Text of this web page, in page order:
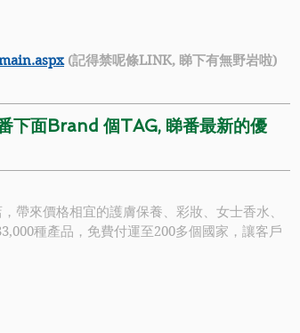
(記得禁呢條LINK, 睇下有無野岩啦)
下面Brand 個TAG, 睇番最新的優
帶來價格相宜的護膚保養、彩妝、女士香水、
種產品，免費付運至200多個國家，讓客戶